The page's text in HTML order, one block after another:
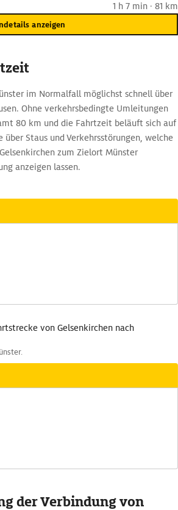
1 h 7 min · 81 km
anzeigen
im Normalfall möglichst schnell über
Ohne verkehrsbedingte Umleitungen
80 km und die Fahrtzeit beläuft sich auf
über Staus und Verkehrsstörungen, welche
zum Zielort Münster
anzeigen lassen.
von Gelsenkirchen nach
der Verbindung von